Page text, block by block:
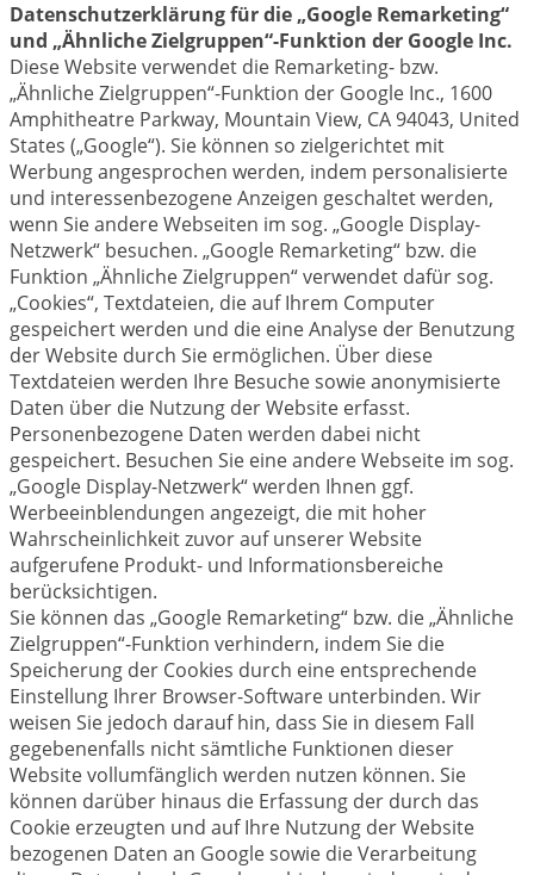
Datenschutzerklärung für die „Google Remarketing“
und „Ähnliche Zielgruppen“-Funktion der Google Inc.
Diese Website verwendet die Remarketing- bzw.
„Ähnliche Zielgruppen“-Funktion der Google Inc., 1600
Amphitheatre Parkway, Mountain View, CA 94043, United
States („Google“). Sie können so zielgerichtet mit
Werbung angesprochen werden, indem personalisierte
und interessenbezogene Anzeigen geschaltet werden,
wenn Sie andere Webseiten im sog. „Google Display-
Netzwerk“ besuchen. „Google Remarketing“ bzw. die
Funktion „Ähnliche Zielgruppen“ verwendet dafür sog.
„Cookies“, Textdateien, die auf Ihrem Computer
gespeichert werden und die eine Analyse der Benutzung
der Website durch Sie ermöglichen. Über diese
Textdateien werden Ihre Besuche sowie anonymisierte
Daten über die Nutzung der Website erfasst.
Personenbezogene Daten werden dabei nicht
gespeichert. Besuchen Sie eine andere Webseite im sog.
„Google Display-Netzwerk“ werden Ihnen ggf.
Werbeeinblendungen angezeigt, die mit hoher
Wahrscheinlichkeit zuvor auf unserer Website
aufgerufene Produkt- und Informationsbereiche
berücksichtigen.
Sie können das „Google Remarketing“ bzw. die „Ähnliche
Zielgruppen“-Funktion verhindern, indem Sie die
Speicherung der Cookies durch eine entsprechende
Einstellung Ihrer Browser-Software unterbinden. Wir
weisen Sie jedoch darauf hin, dass Sie in diesem Fall
gegebenenfalls nicht sämtliche Funktionen dieser
Website vollumfänglich werden nutzen können. Sie
können darüber hinaus die Erfassung der durch das
Cookie erzeugten und auf Ihre Nutzung der Website
bezogenen Daten an Google sowie die Verarbeitung